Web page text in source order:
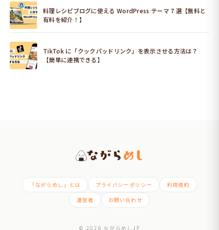
料理レシピブログに使える WordPress テーマ 7 選【無料と
有料を紹介！】
TikTok に「クックパッドリンク」を表示させる方法は？
【簡単に連携できる】
「ながらめし」とは プライバシーポリシー 利用規約
運営者 お問い合わせ
© 2026 ながらめしJP